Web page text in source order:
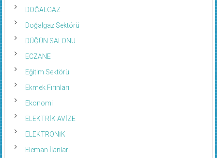
DOĞALGAZ
Doğalgaz Sektörü
DÜĞÜN SALONU
ECZANE
Eğitim Sektörü
Ekmek Fırınları
Ekonomi
ELEKTRİK AVİZE
ELEKTRONİK
Eleman İlanları